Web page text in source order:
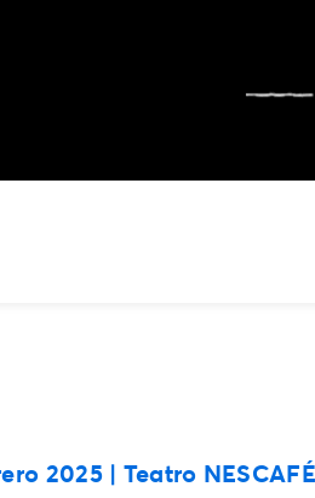
2025 | Teatro